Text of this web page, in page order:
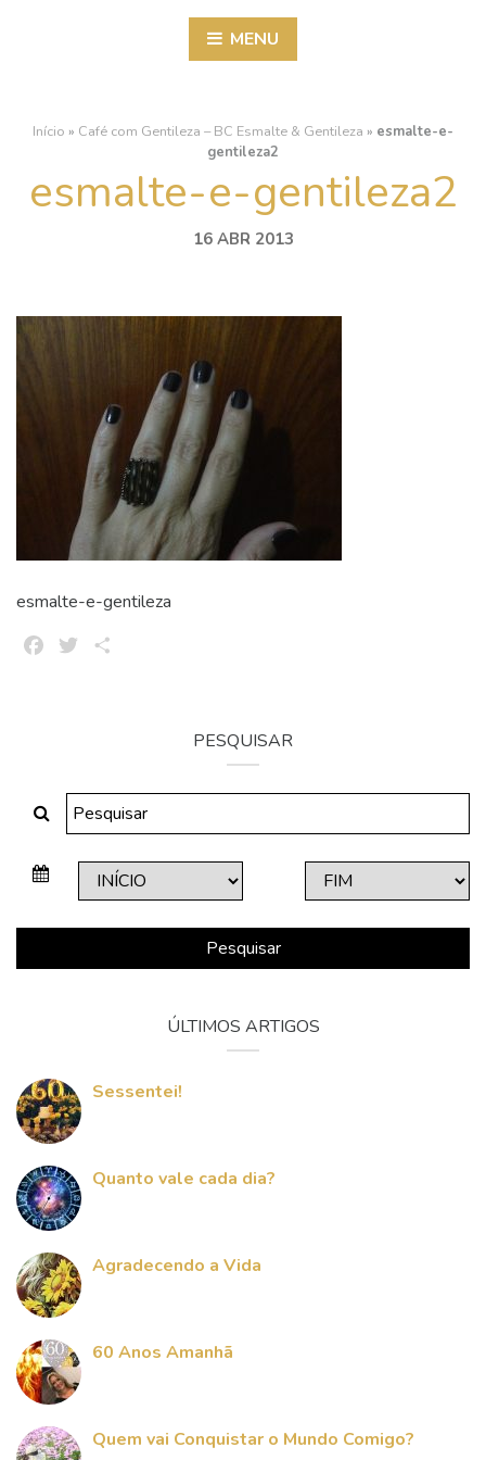
MENU
Início » Café com Gentileza – BC Esmalte & Gentileza » esmalte-e-
gentileza2
esmalte-e-gentileza2
16 ABR 2013
esmalte-e-gentileza
FacebookTwitter
PESQUISAR
Pesquisar
ÚLTIMOS ARTIGOS
Sessentei!
Quanto vale cada dia?
Agradecendo a Vida
60 Anos Amanhã
Quem vai Conquistar o Mundo Comigo?